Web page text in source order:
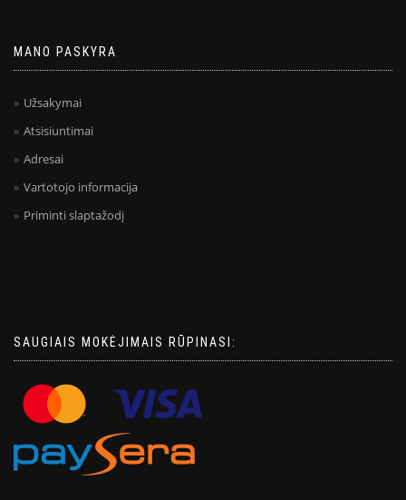
MANO PASKYRA
Užsakymai
Atsisiuntimai
Adresai
Vartotojo informacija
Priminti slaptažodį
SAUGIAIS MOKĖJIMAIS RŪPINASI: